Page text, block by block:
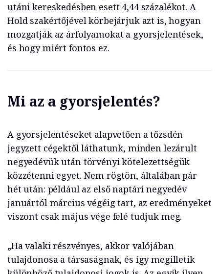
utáni kereskedésben esett 4,44 százalékot. A
Hold szakértőjével körbejárjuk azt is, hogyan
mozgatják az árfolyamokat a gyorsjelentések,
és hogy miért fontos ez.
Mi az a gyorsjelentés?
A gyorsjelentéseket alapvetően a tőzsdén
jegyzett cégektől láthatunk, minden lezárult
negyedévük után törvényi kötelezettségük
közzétenni egyet. Nem rögtön, általában pár
hét után: például az első naptári negyedév
januártól március végéig tart, az eredményeket
viszont csak május vége felé tudjuk meg.
„Ha valaki részvényes, akkor valójában
tulajdonosa a társaságnak, és így megilletik